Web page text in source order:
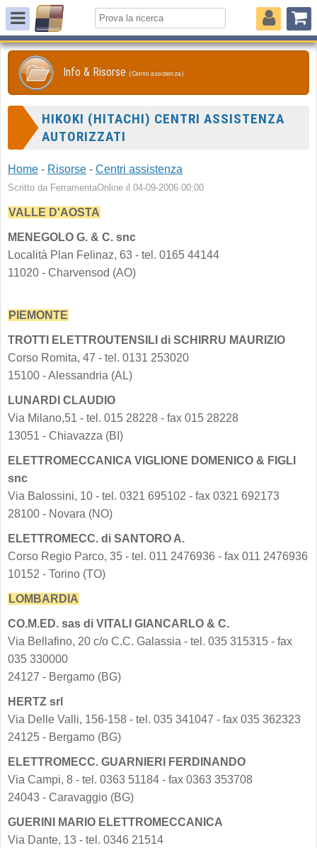
Info & Risorse (Centri assistenza)
HIKOKI (HITACHI) CENTRI ASSISTENZA
AUTORIZZATI
Home - Risorse - Centri assistenza
Scritto da FerramentaOnline il 04-09-2006 00:00
VALLE D'AOSTA
MENEGOLO G. & C. snc
Località Plan Felinaz, 63 - tel. 0165 44144
11020 - Charvensod (AO)
PIEMONTE
TROTTI ELETTROUTENSILI di SCHIRRU MAURIZIO
Corso Romita, 47 - tel. 0131 253020
15100 - Alessandria (AL)
LUNARDI CLAUDIO
Via Milano,51 - tel. 015 28228 - fax 015 28228
13051 - Chiavazza (BI)
ELETTROMECCANICA VIGLIONE DOMENICO & FIGLI
snc
Via Balossini, 10 - tel. 0321 695102 - fax 0321 692173
28100 - Novara (NO)
ELETTROMECC. di SANTORO A.
Corso Regio Parco, 35 - tel. 011 2476936 - fax 011 2476936
10152 - Torino (TO)
LOMBARDIA
CO.M.ED. sas di VITALI GIANCARLO & C.
Via Bellafino, 20 c/o C.C. Galassia - tel. 035 315315 - fax
035 330000
24127 - Bergamo (BG)
HERTZ srl
Via Delle Valli, 156-158 - tel. 035 341047 - fax 035 362323
24125 - Bergamo (BG)
ELETTROMECC. GUARNIERI FERDINANDO
Via Campi, 8 - tel. 0363 51184 - fax 0363 353708
24043 - Caravaggio (BG)
GUERINI MARIO ELETTROMECCANICA
Via Dante, 13 - tel. 0346 21514